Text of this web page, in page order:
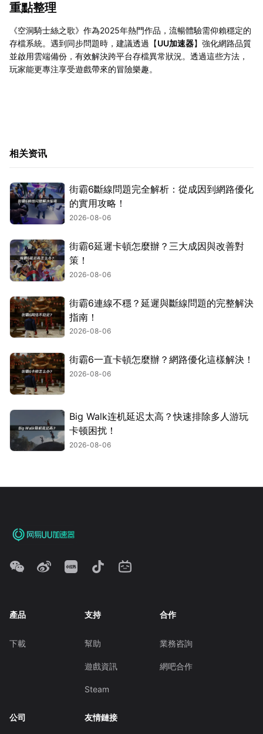
重點整理
《空洞騎士絲之歌》作為2025年熱門作品，流暢體驗需仰賴穩定的
存檔系統。遇到同步問題時，建議透過【UU加速器】強化網路品質
並啟用雲端備份，有效解決跨平台存檔異常狀況。透過這些方法，
玩家能更專注享受遊戲帶來的冒險樂趣。
相关资讯
街霸6斷線問題完全解析：從成因到網路優化
的實用攻略！
2026-08-06
街霸6延遲卡頓怎麼辦？三大成因與改善對
策！
2026-08-06
街霸6連線不穩？延遲與斷線問題的完整解決
指南！
2026-08-06
街霸6一直卡頓怎麼辦？網路優化這樣解決！
2026-08-06
Big Walk连机延迟太高？快速排除多人游玩
卡顿困扰！
2026-08-06
產品
下載
支持
幫助
遊戲資訊
Steam
合作
業務咨詢
網吧合作
公司 友情鏈接